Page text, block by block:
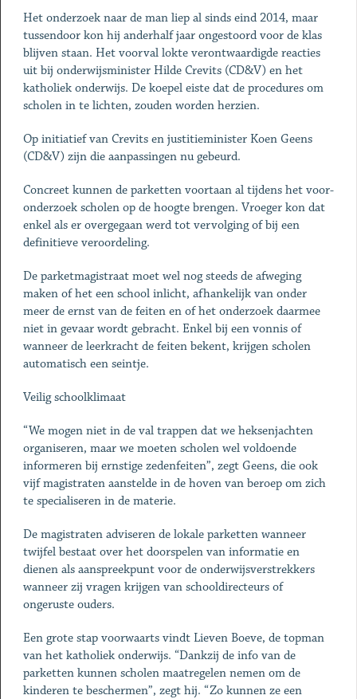
Het onderzoek naar de man liep al sinds eind 2014, maar
tussendoor kon hij anderhalf jaar ongestoord voor de klas
blijven staan. Het voorval lokte verontwaardigde reacties
uit bij onderwijsminister Hilde ­Crevits (CD&V) en het
katholiek onderwijs. De koepel eiste dat de procedures om
scholen in te lichten, zouden worden herzien.
Op initiatief van Crevits en justitieminister Koen Geens
(CD&V) zijn die aanpassingen nu gebeurd.
Concreet kunnen de parketten voortaan al tijdens het voor­
onderzoek scholen op de hoogte brengen. Vroeger kon dat
enkel als er overgegaan werd tot vervolging of bij een
definitieve veroordeling.
De parketmagistraat moet wel nog steeds de afweging
maken of het een school inlicht, afhankelijk van onder
meer de ernst van de feiten en of het onderzoek daarmee
niet in gevaar wordt gebracht. Enkel bij een vonnis of
wanneer de leerkracht de feiten bekent, krijgen scholen
automatisch een seintje.
Veilig schoolklimaat
“We mogen niet in de val trappen dat we heksenjachten
organiseren, maar we moeten scholen wel voldoende
informeren bij ernstige zedenfeiten”, zegt Geens, die ook
vijf magistraten aanstelde in de hoven van beroep om zich
te specialiseren in de materie.
De magistraten adviseren de lokale parketten wanneer
twijfel bestaat over het doorspelen van informatie en
dienen als aanspreekpunt voor de onderwijsverstrekkers
wanneer zij vragen krijgen van school­directeurs of
ongeruste ouders.
Een grote stap voorwaarts vindt Lieven Boeve, de topman
van het katholiek onderwijs. “Dankzij de info van de
parketten kunnen scholen maatregelen nemen om de
kinderen te beschermen”, zegt hij. “Zo kunnen ze een